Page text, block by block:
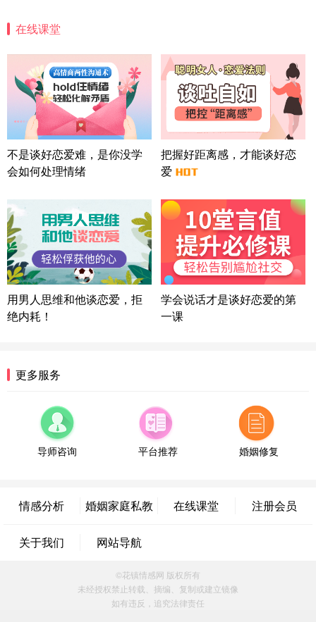
情感方案
北京-朝阳 151****3189
22分钟前
微信用户 巧?媚儿 通过此页面咨询，已获得专属情感
方案
上海-浦东 177****9074
56分钟前
微信用户 Liberty 通过此页面咨询，已获得专属情感
方案
广东-广州 188****5632
湖北-武汉 135****7410
41分钟前
微信用户 困困魚? 通过此页面咨询，已获得专属情感
方案
陕西-西安 139****6283
3分钟前
情感方案
浙江-宁波 150****8921
福建-厦门 159****4462
53分钟前
微信用户 凌乱小羊 通过此页面咨询，已获得专属情
辽宁-大连 176****2843
39分钟前
属情感方案
微信用户 墨笙 通过此页面咨询，已获得专属情感方
案
江苏-苏州 188****5187
在线课堂
不是谈好恋爱难，是你没学
会如何处理情绪
把握好距离感，才能谈好恋
爱
用男人思维和他谈恋爱，拒
绝内耗！
学会说话才是谈好恋爱的第
一课
更多服务
导师咨询 平台推荐 婚姻修复
情感分析 婚姻家庭私教 在线课堂 注册会员
关于我们 网站导航
©花镇情感网 版权所有
未经授权禁止转载、摘编、复制或建立镜像
如有违反，追究法律责任